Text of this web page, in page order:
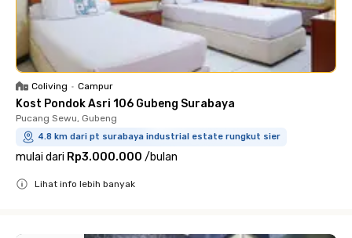
Coliving • Campur
Kost Pondok Asri 106 Gubeng Surabaya
Pucang Sewu, Gubeng
4.8 km dari pt surabaya industrial estate rungkut sier
mulai dari Rp3.000.000 /bulan
Lihat info lebih banyak